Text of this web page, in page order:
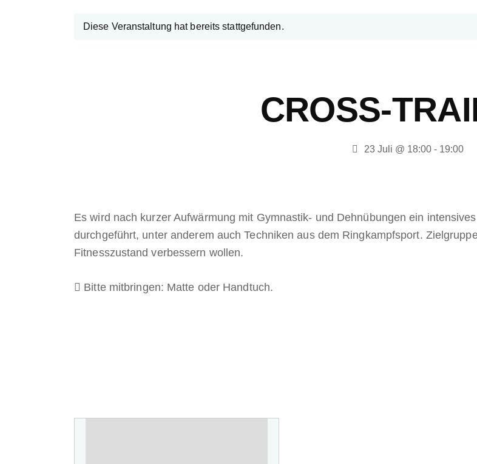
Diese Veranstaltung hat bereits stattgefunden.
CROSS-
23 Juli @ 18:00 - 19:00
Es wird nach kurzer Aufwärmung mit Gymnastik- und Dehnübungen ein
durchgeführt, unter anderem auch Techniken aus dem Ringkampfsport.
Fitnesszustand verbessern wollen.
Bitte mitbringen: Matte oder Handtuch.